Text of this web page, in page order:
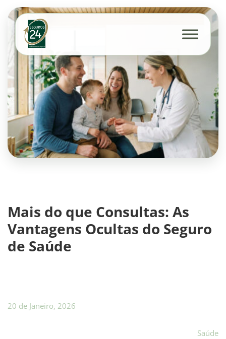
Mais do que Consultas: As
Vantagens Ocultas do Seguro
de Saúde
20 de Janeiro, 2026
Saúde